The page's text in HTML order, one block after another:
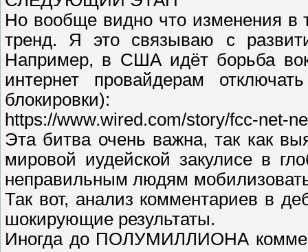
Но вообще видно что изменения в
тренд. Я это связываю с
Например, в США идёт борьба
интернет провайдерам
блокировки):
https://www.wired.com/story/fcc-net-
Эта битва очень важна, так как
мировой иудейской закулисе в
неправильным людям
Так вот, анализ комментариев в
шокирующие результаты.
Иногда до ПОЛУМИЛЛИОНА